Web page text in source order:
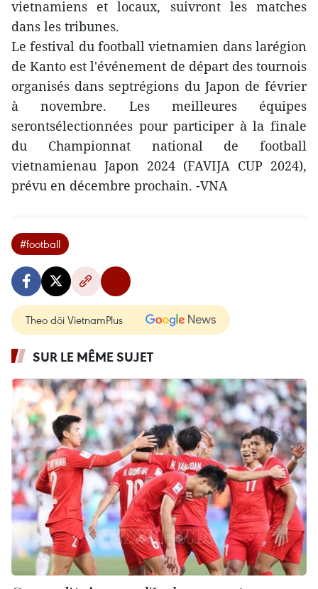
vietnamiens et locaux, suivront les matches
dans les tribunes.
Le festival du football vietnamien dans larégion
de Kanto est l'événement de départ des tournois
organisés dans septrégions du Japon de février
à novembre. Les meilleures équipes
serontsélectionnées pour participer à la finale
du Championnat national de football
vietnamienau Japon 2024 (FAVIJA CUP 2024),
prévu en décembre prochain. -VNA
#football
Theo dõi VietnamPlus
SUR LE MÊME SUJET